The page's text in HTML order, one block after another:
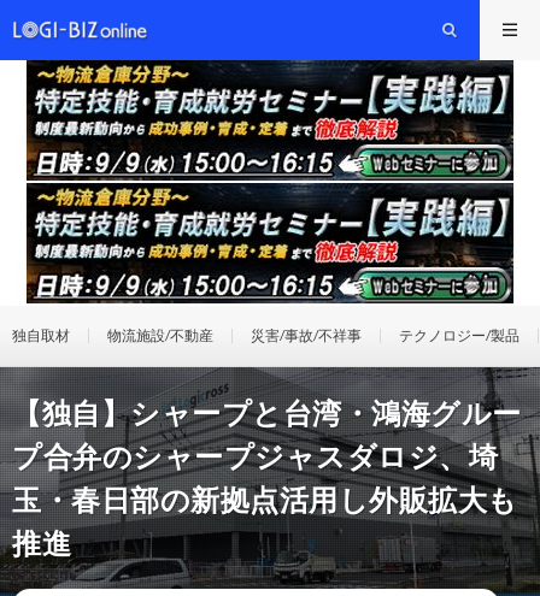
独自取材 物流施設/不動産 災害/事故/不祥事 テクノロジー/製品
【独自】シャープと台湾・鴻海グルー
プ合弁のシャープジャスダロジ、埼
玉・春日部の新拠点活用し外販拡大も
推進